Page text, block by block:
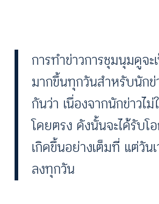
การทำข่าวการชุมนุมดูจ
มากขึ้นทุกวันสำหรับนักข่
กันว่า เนื่องจากนักข่าวไ
โดยตรง ดังนั้นจะได้รับโ
เกิดขึ้นอย่างเต็มที่ แต่วั
ลงทุกวัน